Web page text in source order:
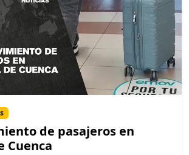
de pasajeros en
Cuenca